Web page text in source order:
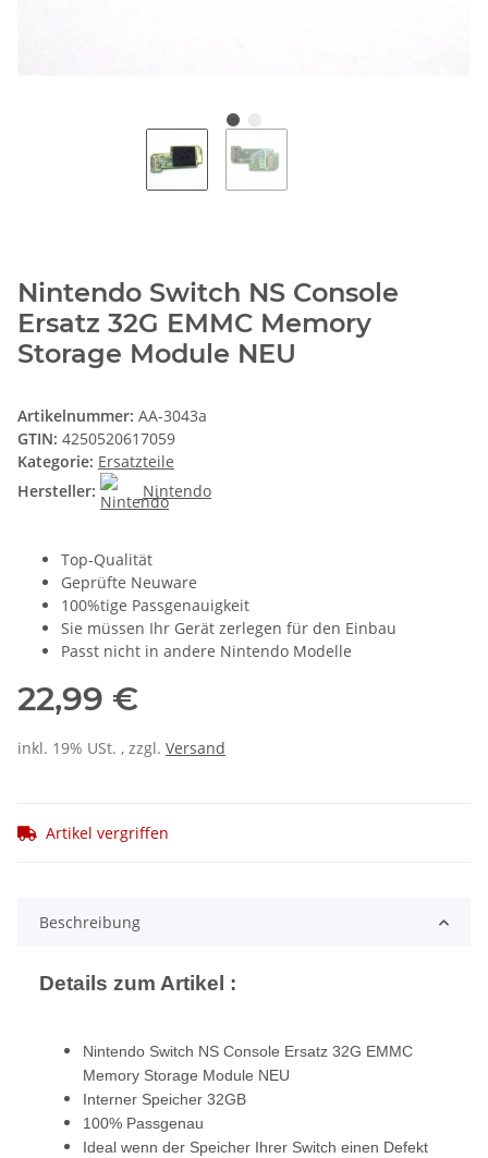
Nintendo Switch NS Console
Ersatz 32G EMMC Memory
Storage Module NEU
Artikelnummer: AA-3043a
GTIN: 4250520617059
Kategorie: Ersatzteile
Hersteller:
Nintendo
Top-Qualität
Geprüfte Neuware
100%tige Passgenauigkeit
Sie müssen Ihr Gerät zerlegen für den Einbau
Passt nicht in andere Nintendo Modelle
22,99 €
inkl. 19% USt. , zzgl. Versand
Artikel vergriffen
Beschreibung
Details zum Artikel :
Nintendo Switch NS Console Ersatz 32G EMMC
Memory Storage Module NEU
Interner Speicher 32GB
100% Passgenau
Ideal wenn der Speicher Ihrer Switch einen Defekt